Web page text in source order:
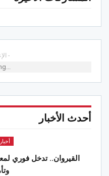
- الإعلانات -
أحدث الأخبار
القيروان.. تدخل فوري